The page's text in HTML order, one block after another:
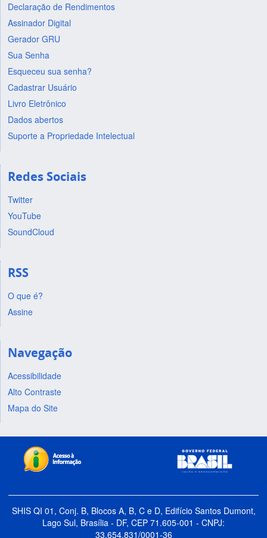
Declaração de Rendimentos
Assinador Digital
Gerador GRU
Sua Senha
Esqueceu sua senha?
Cadastrar Usuário
Livro Eletrônico
Dados abertos
Suporte a Propriedade Intelectual
Redes Sociais
Twitter
YouTube
SoundCloud
RSS
O que é?
Assine
Navegação
Acessibilidade
Alto Contraste
Mapa do Site
SHIS QI 01, Conj. B, Blocos A, B, C e D, Edifício Santos Dumont,
Lago Sul, Brasília - DF, CEP 71.605-001 - CNPJ:
33.654.831/0001-36